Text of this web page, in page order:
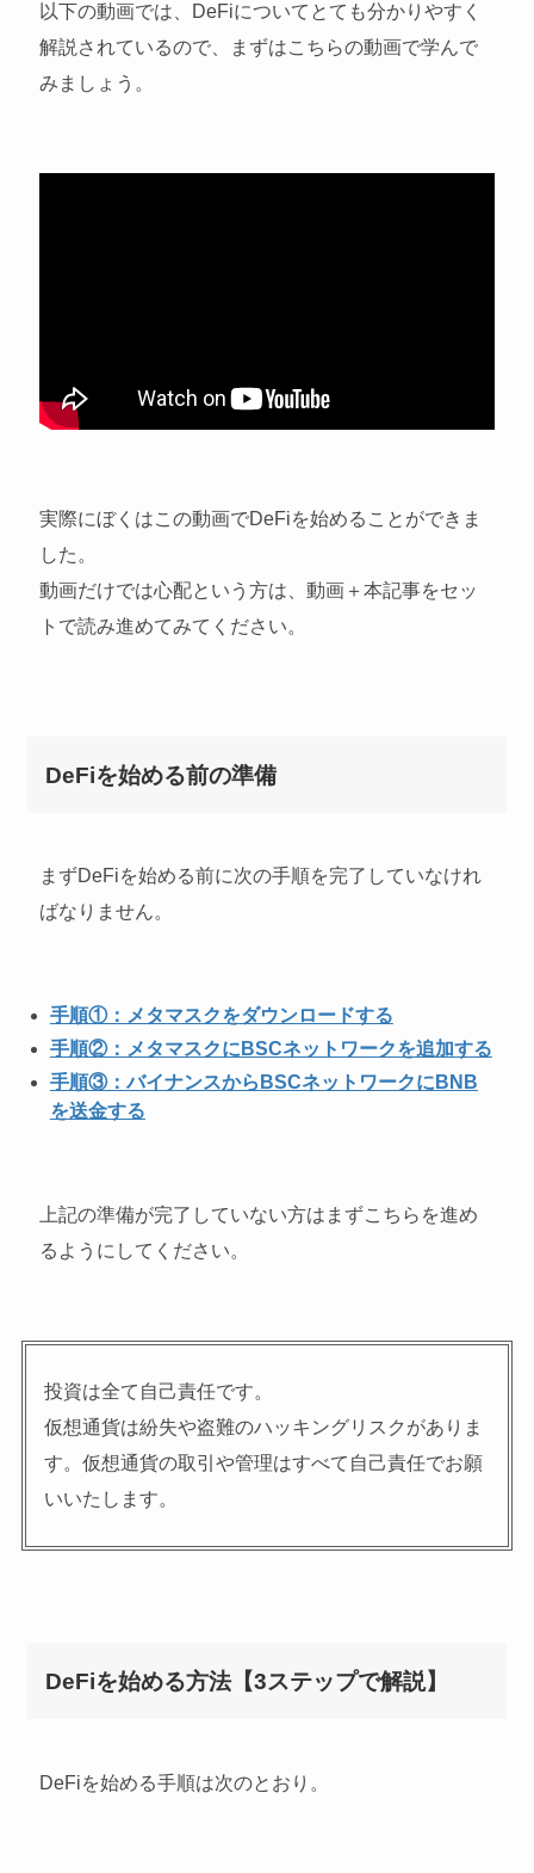
以下の動画では、DeFiについてとても分かりやすく
解説されているので、まずはこちらの動画で学んで
みましょう。
実際にぼくはこの動画でDeFiを始めることができま
した。
動画だけでは心配という方は、動画＋本記事をセッ
トで読み進めてみてください。
DeFiを始める前の準備
まずDeFiを始める前に次の手順を完了していなけれ
ばなりません。
手順①：メタマスクをダウンロードする
手順②：メタマスクにBSCネットワークを追加する
手順③：バイナンスから BSCネットワークに BNB
を送金する
上記の準備が完了していない方はまずこちらを進め
るようにしてください。
投資は全て自己責任です。
仮想通貨は紛失や盗難のハッキングリスクがありま
す。仮想通貨の取引や管理はすべて自己責任でお願
いいたします。
DeFiを始める方法【3ステップで解説】
DeFiを始める手順は次のとおり。